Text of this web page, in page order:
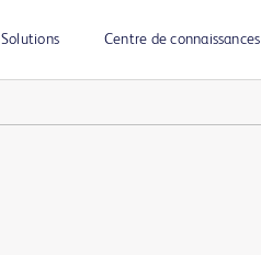
Solutions Centre de connaissances